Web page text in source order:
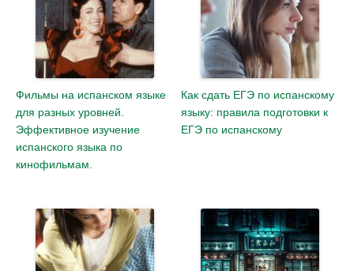
Фильмы на испанском языке
для разных уровней.
Эффективное изучение
испанского языка по
кинофильмам.
Как сдать ЕГЭ по испанскому
языку: правила подготовки к
ЕГЭ по испанскому